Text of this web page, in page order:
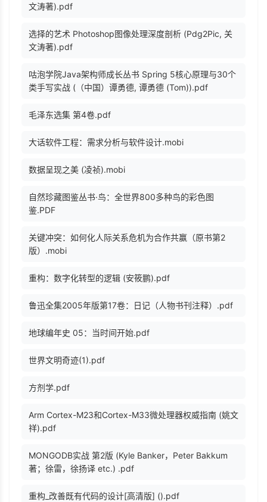
文涛著).pdf
选择的艺术 Photoshop图像处理深度剖析 (Pdg2Pic, 关
文涛著).pdf
咕泡学院Java架构师成长丛书 Spring 5核心原理与30个
类手写实战 (（中国）谭勇德, 谭勇德 (Tom)).pdf
毛泽东选集 第4卷.pdf
大话软件工程：需求分析与软件设计.mobi
数据呈现之美 (凌祯).mobi
自然珍藏图鉴丛书·鸟：全世界800多种鸟的彩色图
鉴.PDF
关键冲突：如何化人际关系危机为合作共赢（原书第2
版）.mobi
重构：数字化转型的逻辑 (安筱鹏).pdf
鲁迅全集2005年版第17卷：日记（人物书刊注释）.pdf
地球编年史 05：当时间开始.pdf
世界文明奇迹(1).pdf
方剂学.pdf
Arm Cortex-M23和Cortex-M33微处理器权威指南 (姚文
祥).pdf
MONGODB实战 第2版 (Kyle Banker，Peter Bakkum
著；徐雷，徐扬译 etc.) .pdf
重构_改善既有代码的设计[高清版] ().pdf